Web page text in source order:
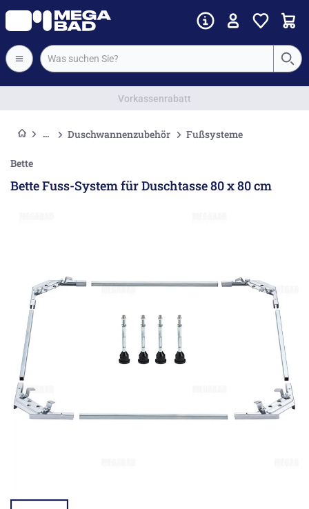
Vorkassenrabatt
Duschwannenzubehör Fußsysteme
Bette
Bette Fuss-System für Duschtasse 80 x 80 cm